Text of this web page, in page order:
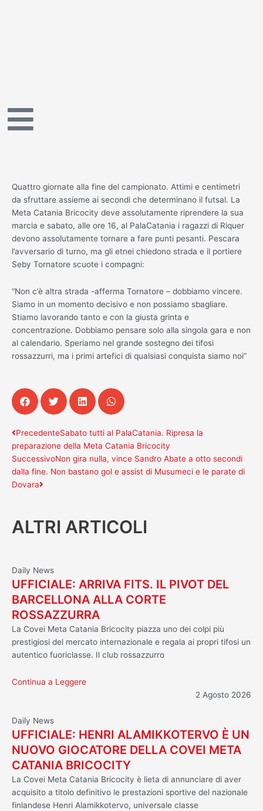
Quattro giornate alla fine del campionato. Attimi e centimetri
da sfruttare assieme ai secondi che determinano il futsal. La
Meta Catania Bricocity deve assolutamente riprendere la sua
marcia e sabato, alle ore 16, al PalaCatania i ragazzi di Riquer
devono assolutamente tornare a fare punti pesanti. Pescara
l’avversario di turno, ma gli etnei chiedono strada e il portiere
Seby Tornatore scuote i compagni:
“Non c’è altra strada -afferma Tornatore – dobbiamo vincere.
Siamo in un momento decisivo e non possiamo sbagliare.
Stiamo lavorando tanto e con la giusta grinta e
concentrazione. Dobbiamo pensare solo alla singola gara e non
al calendario. Speriamo nel grande sostegno dei tifosi
rossazzurri, ma i primi artefici di qualsiasi conquista siamo noi”
Precedente
PrecedenteSabato tutti al PalaCatania. Ripresa la
preparazione della Meta Catania Bricocity
SuccessivoNon gira nulla, vince Sandro Abate a otto secondi
dalla fine. Non bastano gol e assist di Musumeci e le parate di
Dovara
Successivo
ALTRI ARTICOLI
Daily News
UFFICIALE: ARRIVA FITS. IL PIVOT DEL
BARCELLONA ALLA CORTE
ROSSAZZURRA
La Covei Meta Catania Bricocity piazza uno dei colpi più
prestigiosi del mercato internazionale e regala ai propri tifosi un
autentico fuoriclasse. Il club rossazzurro
Continua a Leggere
2 Agosto 2026
Daily News
UFFICIALE: HENRI ALAMIKKOTERVO È UN
NUOVO GIOCATORE DELLA COVEI META
CATANIA BRICOCITY
La Covei Meta Catania Bricocity è lieta di annunciare di aver
acquisito a titolo definitivo le prestazioni sportive del nazionale
finlandese Henri Alamikkotervo, universale classe